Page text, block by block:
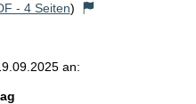
- 4 Seiten)
an: